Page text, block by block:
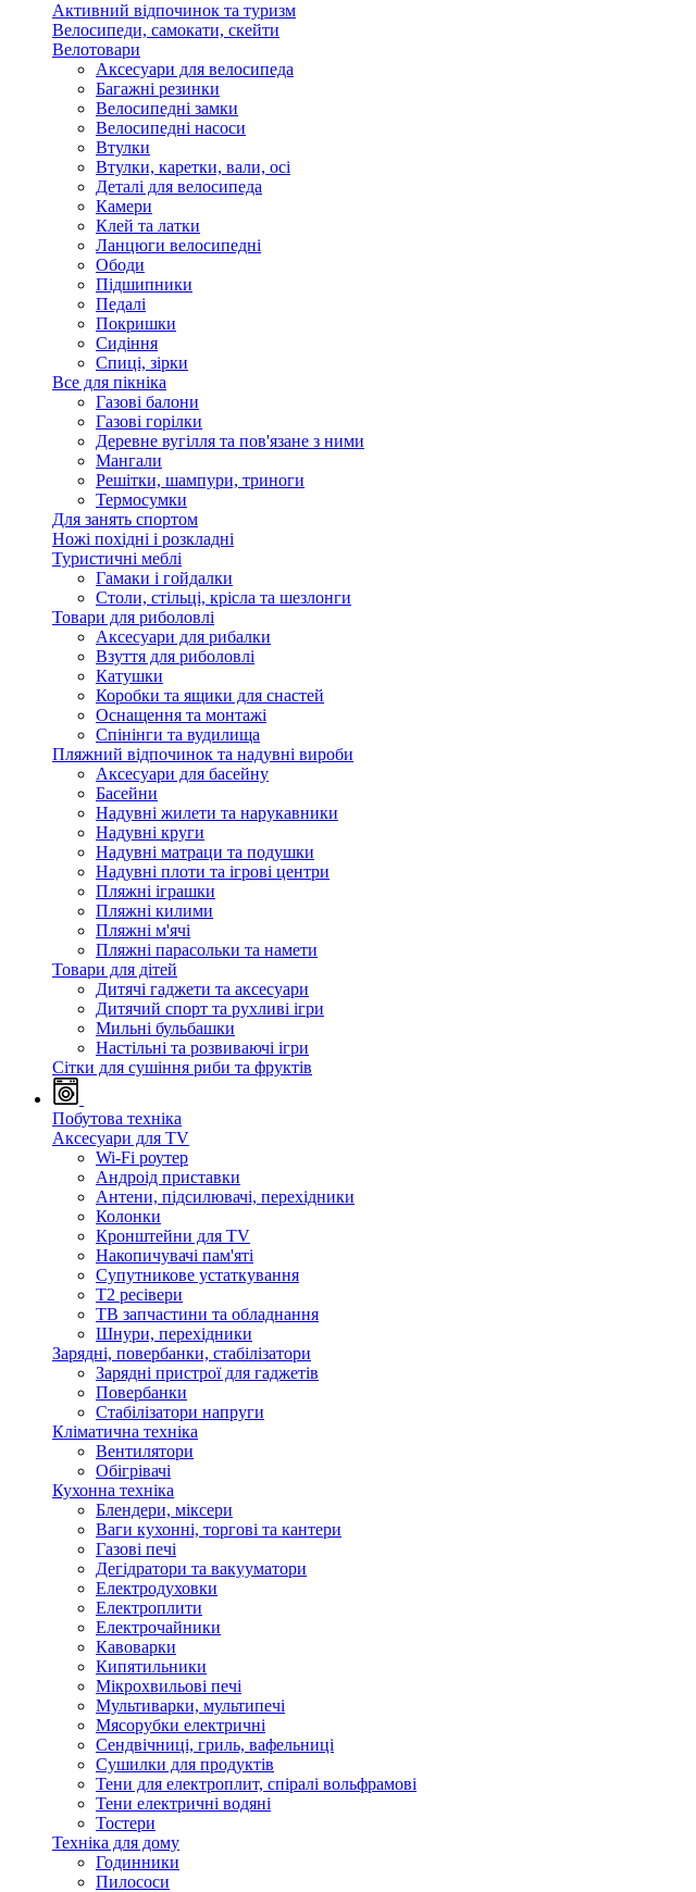
Активний відпочинок та туризм
Велосипеди, самокати, скейти
Велотовари
Аксесуари для велосипеда
Багажні резинки
Велосипедні замки
Велосипедні насоси
Втулки
Втулки, каретки, вали, осі
Деталі для велосипеда
Камери
Клей та латки
Ланцюги велосипедні
Ободи
Підшипники
Педалі
Покришки
Сидіння
Спиці, зірки
Все для пікніка
Газові балони
Газові горілки
Деревне вугілля та пов'язане з ними
Мангали
Решітки, шампури, триноги
Термосумки
Для занять спортом
Ножі похідні і розкладні
Туристичні меблі
Гамаки і гойдалки
Столи, стільці, крісла та шезлонги
Товари для риболовлі
Аксесуари для рибалки
Взуття для риболовлі
Катушки
Коробки та ящики для снастей
Оснащення та монтажі
Спінінги та вудилища
Пляжний відпочинок та надувні вироби
Аксесуари для басейну
Басейни
Надувні жилети та нарукавники
Надувні круги
Надувні матраци та подушки
Надувні плоти та ігрові центри
Пляжні іграшки
Пляжні килими
Пляжні м'ячі
Пляжні парасольки та намети
Товари для дітей
Дитячі гаджети та аксесуари
Дитячий спорт та рухливі ігри
Мильні бульбашки
Настільні та розвиваючі ігри
Сітки для сушіння риби та фруктів
Побутова техніка
Аксесуари для TV
Wi-Fi роутер
Андроід приставки
Антени, підсилювачі, перехідники
Колонки
Кронштейни для TV
Накопичувачі пам'яті
Супутникове устаткування
Т2 ресівери
ТВ запчастини та обладнання
Шнури, перехідники
Зарядні, повербанки, стабілізатори
Зарядні пристрої для гаджетів
Повербанки
Стабілізатори напруги
Кліматична техніка
Вентилятори
Обігрівачі
Кухонна техніка
Блендери, міксери
Ваги кухонні, торгові та кантери
Газові печі
Дегідратори та вакууматори
Електродуховки
Електроплити
Електрочайники
Кавоварки
Кипятильники
Мікрохвильові печі
Мультиварки, мультипечі
Мясорубки електричні
Сендвічниці, гриль, вафельниці
Сушилки для продуктів
Тени для електроплит, спіралі вольфрамові
Тени електричні водяні
Тостери
Техніка для дому
Годинники
Пилососи